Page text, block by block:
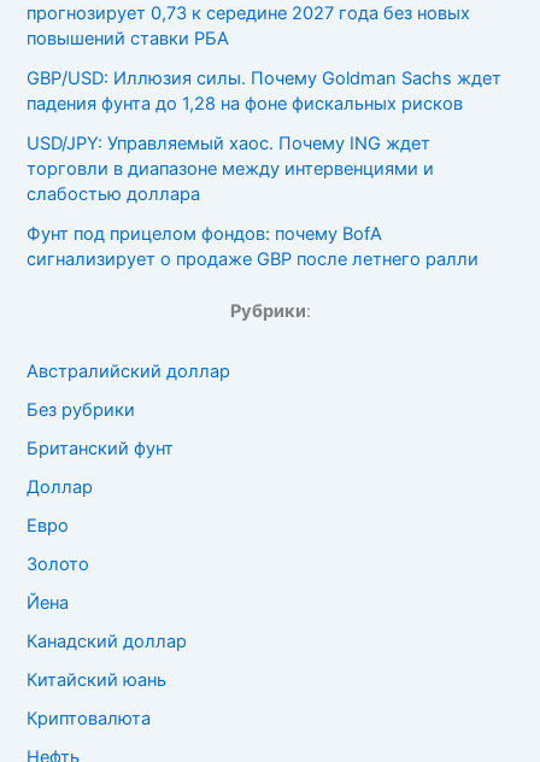
прогнозирует 0,73 к середине 2027 года без новых
повышений ставки РБА
GBP/USD: Иллюзия силы. Почему Goldman Sachs ждет
падения фунта до 1,28 на фоне фискальных рисков
USD/JPY: Управляемый хаос. Почему ING ждет
торговли в диапазоне между интервенциями и
слабостью доллара
Фунт под прицелом фондов: почему BofA
сигнализирует о продаже GBP после летнего ралли
Рубрики:
Австралийский доллар
Без рубрики
Британский фунт
Доллар
Евро
Золото
Йена
Канадский доллар
Китайский юань
Криптовалюта
Нефть